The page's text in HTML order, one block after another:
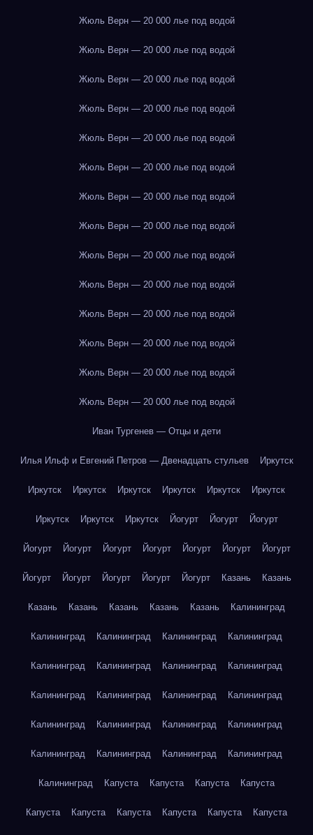
Жюль Верн — 20 000 лье под водой
Жюль Верн — 20 000 лье под водой
Жюль Верн — 20 000 лье под водой
Жюль Верн — 20 000 лье под водой
Жюль Верн — 20 000 лье под водой
Жюль Верн — 20 000 лье под водой
Жюль Верн — 20 000 лье под водой
Жюль Верн — 20 000 лье под водой
Жюль Верн — 20 000 лье под водой
Жюль Верн — 20 000 лье под водой
Жюль Верн — 20 000 лье под водой
Жюль Верн — 20 000 лье под водой
Жюль Верн — 20 000 лье под водой
Жюль Верн — 20 000 лье под водой
Иван Тургенев — Отцы и дети
Илья Ильф и Евгений Петров — Двенадцать стульев Иркутск
Иркутск Иркутск Иркутск Иркутск Иркутск Иркутск
Иркутск Иркутск Иркутск Йогурт Йогурт Йогурт
Йогурт Йогурт Йогурт Йогурт Йогурт Йогурт Йогурт
Йогурт Йогурт Йогурт Йогурт Йогурт Казань Казань
Казань Казань Казань Казань Казань Калининград
Калининград Калининград Калининград Калининград
Калининград Калининград Калининград Калининград
Калининград Калининград Калининград Калининград
Калининград Калининград Калининград Калининград
Калининград Калининград Калининград Калининград
Калининград Капуста Капуста Капуста Капуста
Капуста Капуста Капуста Капуста Капуста Капуста